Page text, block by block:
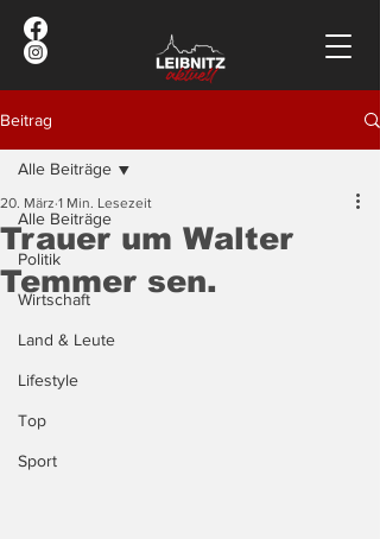
Beitrag
Alle Beiträge
Politik
Wirtschaft
Land & Leute
Lifestyle
Top
Sport
Alle Beiträge
Trauer um Walter
Temmer sen.
20. März 1 Min. Lesezeit